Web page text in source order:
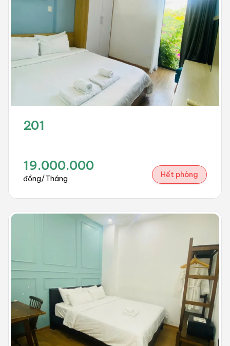
201
19.000.000
đồng/Tháng Hết phòng